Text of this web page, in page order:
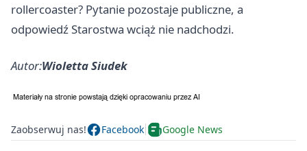
rollercoaster? Pytanie pozostaje publiczne, a
odpowiedź Starostwa wciąż nie nadchodzi.
Autor:Wioletta Siudek
Zaobserwuj nas! Facebook Google News